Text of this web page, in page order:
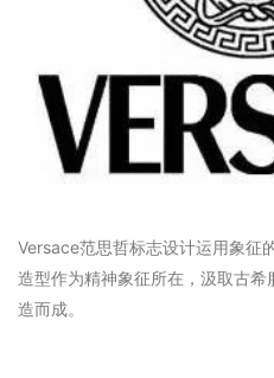
Versace范思哲标志设计运用象征
造型作为精神象征所在，汲取古
造而成。